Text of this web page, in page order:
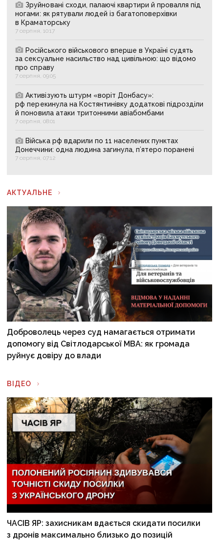
Зруйновані сходи, палаючі квартири й провалля під
ногами: як рятували людей із багатоповерхівки
в Краматорську
7 серпня, 10:17
Російського військового вперше в Україні судять
за сексуальне насильство над цивільною: що відомо
про справу
7 серпня, 09:05
Активізують штурм «воріт Донбасу»:
рф перекинула на Костянтинівку додаткові підрозділи
й поновила атаки тритонними авіабомбами
7 серпня, 08:01
Війська рф вдарили по 11 населених пунктах
Донеччини: одна людина загинула, п’ятеро поранені
7 серпня, 07:12
АКТУАЛЬНЕ
Доброволець через суд намагається отримати
допомогу від Світлодарської МВА: як громада
руйнує довіру до влади
ВІДЕО
ЧАСІВ ЯР: захисникам вдається скидати посилки
з дронів максимально близько до позицій